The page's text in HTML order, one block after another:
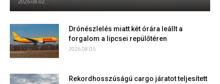
Drónészlelés miatt két órára leállt a
forgalom a lipcsei repülőtéren
2026.08.05.
Rekordhosszúságú cargo járatot teljesített